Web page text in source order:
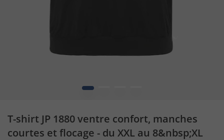
1
T-shirt JP 1880 ventre confort, manches
courtes et flocage - du XXL au 8&nbsp;XL